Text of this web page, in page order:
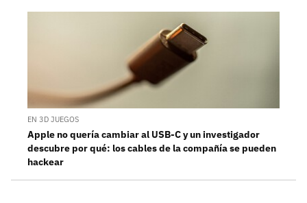
EN 3D JUEGOS
Apple no quería cambiar al USB-C y un investigador
descubre por qué: los cables de la compañía se pueden
hackear